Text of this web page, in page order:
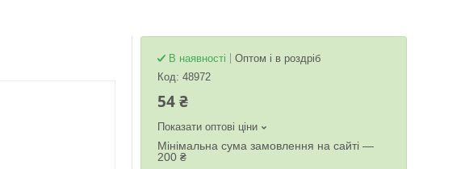
В наявності
Оптом і в роздріб
Код: 48972
54 ₴
Показати оптові ціни
Мінімальна сума замовлення на сайті —
200 ₴